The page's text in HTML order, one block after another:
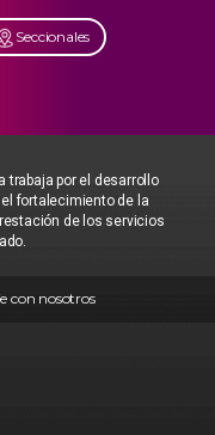
Seccionales
trabaja por el desarrollo
fortalecimiento de la
de los servicios
con nosotros